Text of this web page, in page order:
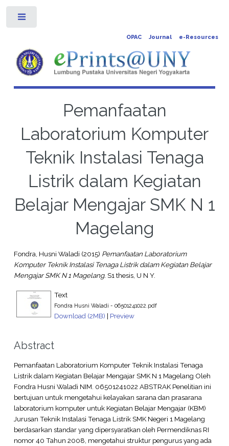
OPAC Journal e-Resources
Pemanfaatan
Laboratorium Komputer
Teknik Instalasi Tenaga
Listrik dalam Kegiatan
Belajar Mengajar SMK N 1
Magelang
Fondra, Husni Waladi (2015) Pemanfaatan Laboratorium
Komputer Teknik Instalasi Tenaga Listrik dalam Kegiatan Belajar
Mengajar SMK N 1 Magelang. S1 thesis, U N Y.
Text
Fondra Husni Waladi - 06501241022.pdf
Download (2MB) | Preview
Abstract
Pemanfaatan Laboratorium Komputer Teknik Instalasi Tenaga
Listrik dalam Kegiatan Belajar Mengajar SMK N 1 Magelang Oleh
Fondra Husni Waladi NIM. 06501241022 ABSTRAK Penelitian ini
bertujuan untuk mengetahui kelayakan sarana dan prasarana
laboratorium komputer untuk Kegiatan Belajar Mengajar (KBM)
Jurusan Teknik Instalasi Tenaga Listrik SMK Negeri 1 Magelang
berdasarkan standar yang dipersyaratkan oleh Permendiknas RI
nomor 40 Tahun 2008, mengetahui struktur pengurus yang ada